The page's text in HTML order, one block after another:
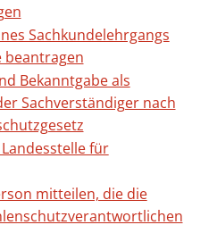
Sachkundelehrgangs
beantragen
Bekanntgabe als
Sachverständiger nach
für
mitteilen, die die